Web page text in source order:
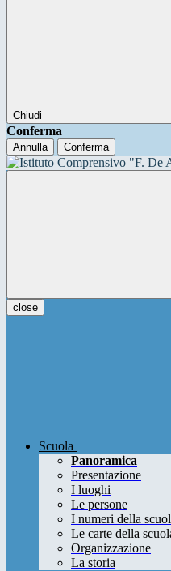
Chiudi
Conferma
Annulla Conferma
close
Scuola
Panoramica
Presentazione
I luoghi
Le persone
I numeri della
Le carte della
Organizzazione
La storia